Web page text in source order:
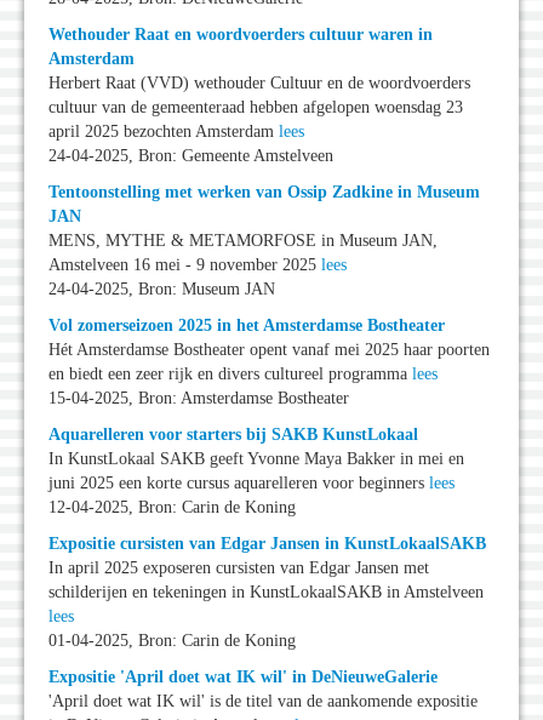
Wethouder Raat en woordvoerders cultuur waren in
Amsterdam
Herbert Raat (VVD) wethouder Cultuur en de woordvoerders
cultuur van de gemeenteraad hebben afgelopen woensdag 23
april 2025 bezochten Amsterdam lees
24-04-2025, Bron: Gemeente Amstelveen
Tentoonstelling met werken van Ossip Zadkine in Museum
JAN
MENS, MYTHE & METAMORFOSE in Museum JAN,
Amstelveen 16 mei - 9 november 2025 lees
24-04-2025, Bron: Museum JAN
Vol zomerseizoen 2025 in het Amsterdamse Bostheater
Hét Amsterdamse Bostheater opent vanaf mei 2025 haar poorten
en biedt een zeer rijk en divers cultureel programma lees
15-04-2025, Bron: Amsterdamse Bostheater
Aquarelleren voor starters bij SAKB KunstLokaal
In KunstLokaal SAKB geeft Yvonne Maya Bakker in mei en
juni 2025 een korte cursus aquarelleren voor beginners lees
12-04-2025, Bron: Carin de Koning
Expositie cursisten van Edgar Jansen in KunstLokaalSAKB
In april 2025 exposeren cursisten van Edgar Jansen met
schilderijen en tekeningen in KunstLokaalSAKB in Amstelveen
lees
01-04-2025, Bron: Carin de Koning
Expositie 'April doet wat IK wil' in DeNieuweGalerie
'April doet wat IK wil' is de titel van de aankomende expositie